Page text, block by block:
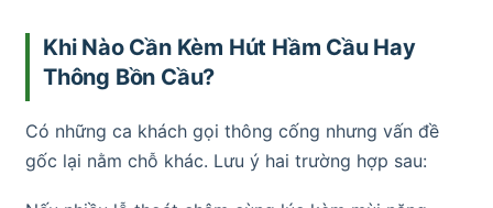
Khi Nào Cần Kèm Hút Hầm Cầu Hay
Thông Bồn Cầu?
Có những ca khách gọi thông cống nhưng vấn đề
gốc lại nằm chỗ khác. Lưu ý hai trường hợp sau: